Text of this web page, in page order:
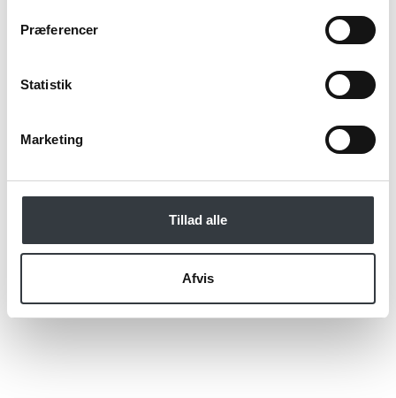
Præferencer
Statistik
Marketing
Tillad alle
Afvis
specialistens
*Obligatorisk